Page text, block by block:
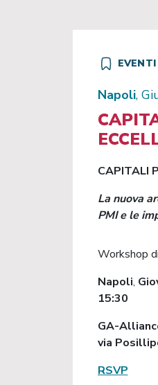
EVENTI
Napoli,
CAPITALI
La nuova
PMI e le
Workshop
Napoli,
15:30
GA-
via
RSVP